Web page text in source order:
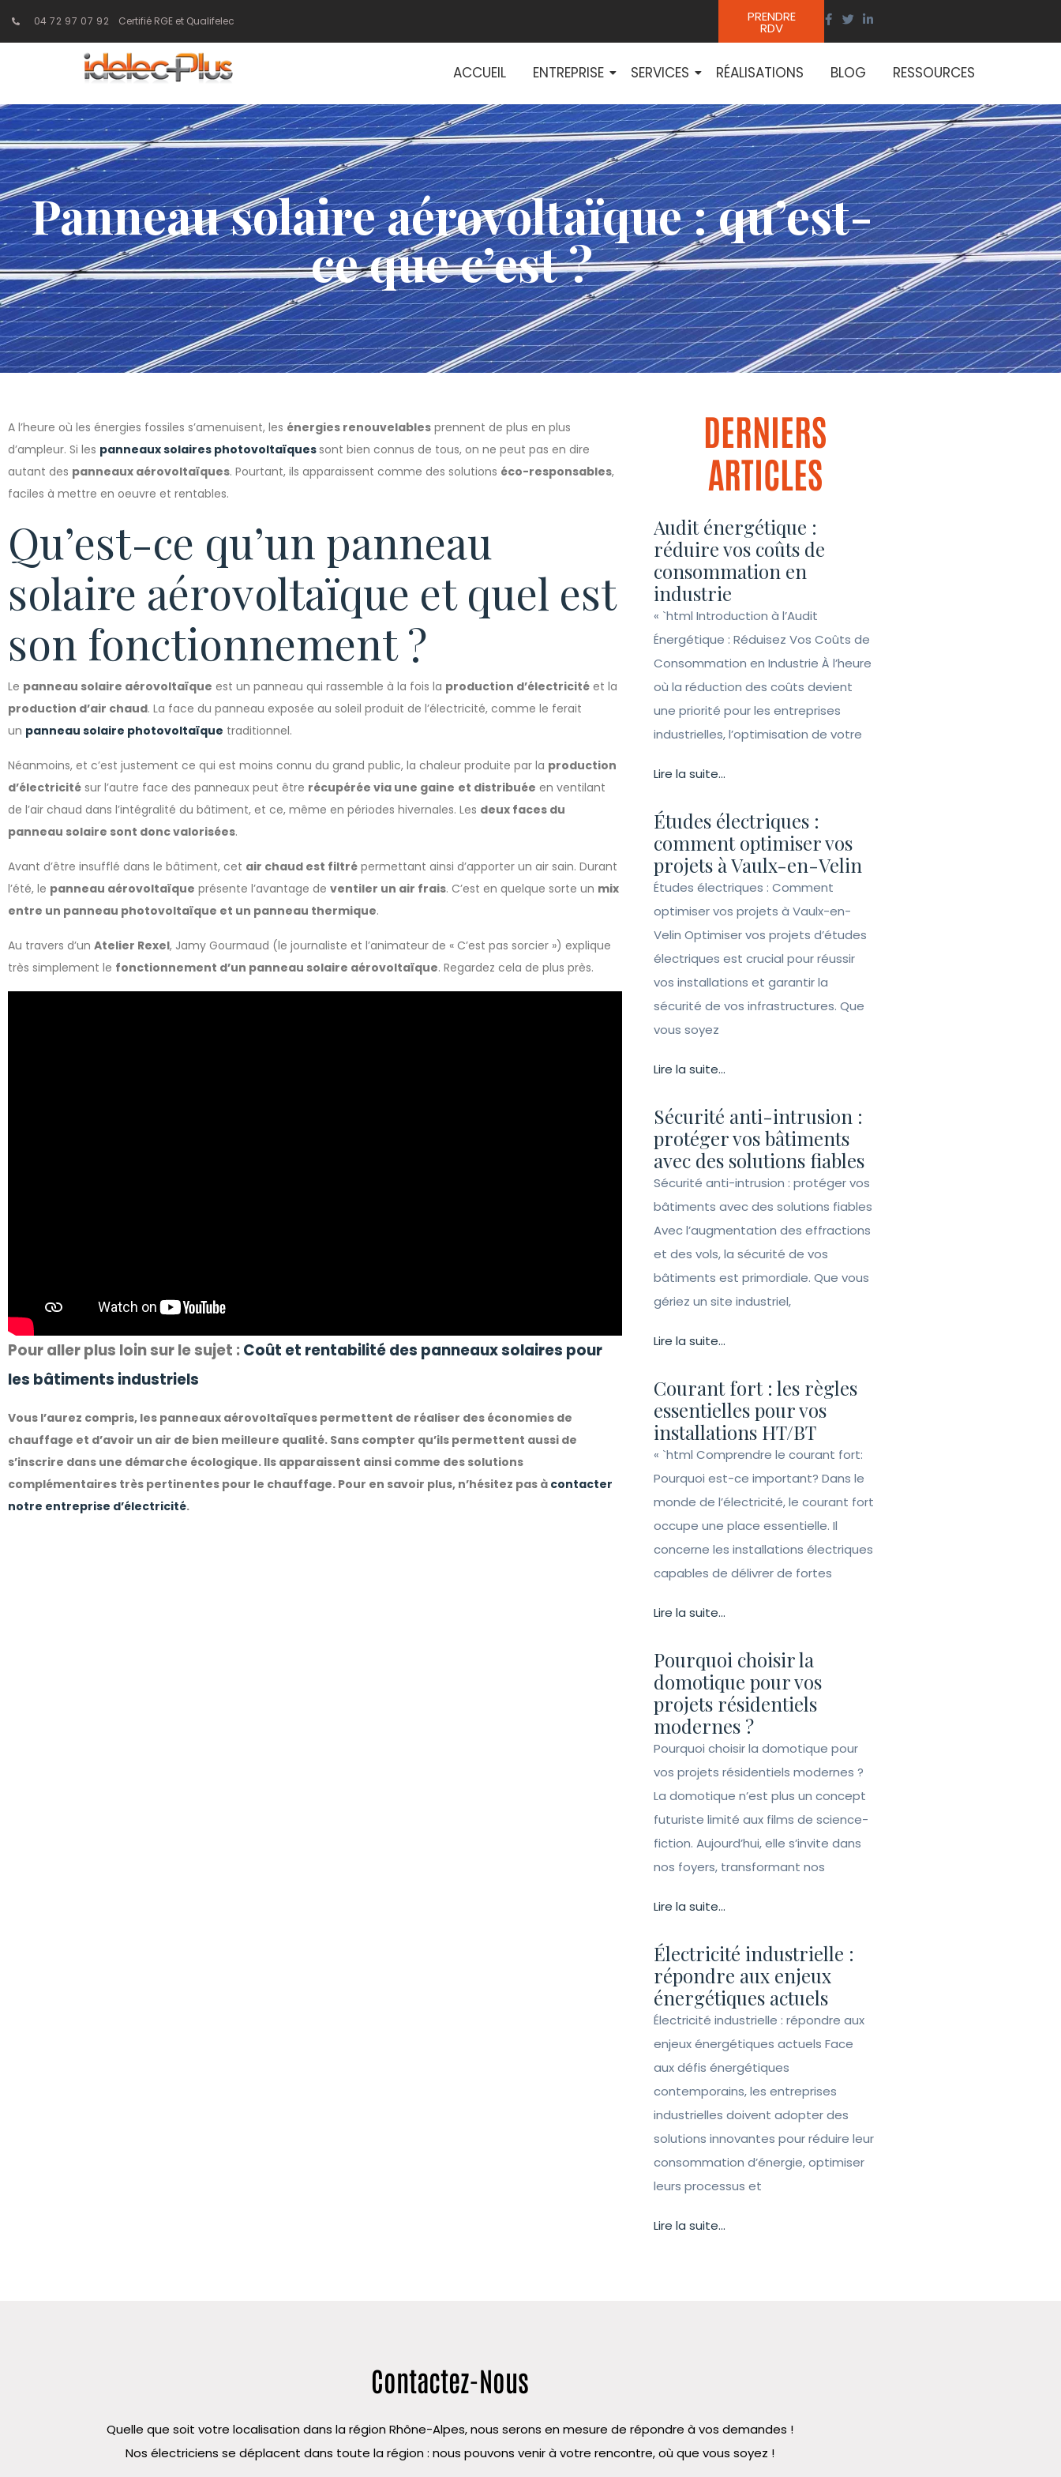
04 72 97 07 92 Certifié RGE et Qualifelec PRENDRE
RDV
ACCUEIL ENTREPRISE SERVICES RÉALISATIONS BLOG RESSOURCES
Panneau solaire aérovoltaïque : qu’est-
ce que c’est ?
A l’heure où les énergies fossiles s’amenuisent, les énergies renouvelables prennent de plus en plus
d’ampleur. Si les panneaux solaires photovoltaïquessont bien connus de tous, on ne peut pas en dire
autant des panneaux aérovoltaïques. Pourtant, ils apparaissent comme des solutions éco-responsables,
faciles à mettre en oeuvre et rentables.
Qu’est-ce qu’un panneau
solaire aérovoltaïque et quel est
son fonctionnement ?
Le panneau solaire aérovoltaïque est un panneau qui rassemble à la fois la production d’électricité et la
production d’air chaud. La face du panneau exposée au soleil produit de l’électricité, comme le ferait
un panneau solaire photovoltaïque traditionnel.
Néanmoins, et c’est justement ce qui est moins connu du grand public, la chaleur produite par la production
d’électricité sur l’autre face des panneaux peut être récupérée via une gaine et distribuée en ventilant
de l’air chaud dans l’intégralité du bâtiment, et ce, même en périodes hivernales. Les deux faces du
panneau solaire sont donc valorisées.
Avant d’être insufflé dans le bâtiment, cet air chaud est filtré permettant ainsi d’apporter un air sain. Durant
l’été, le panneau aérovoltaïque présente l’avantage de ventiler un air frais. C’est en quelque sorte un mix
entre un panneau photovoltaïque et un panneau thermique.
Au travers d’un Atelier Rexel, Jamy Gourmaud (le journaliste et l’animateur de « C’est pas sorcier ») explique
très simplement le fonctionnement d’un panneau solaire aérovoltaïque. Regardez cela de plus près.
Pour aller plus loin sur le sujet :Coût et rentabilité des panneaux solaires pour
les bâtiments industriels
Vous l’aurez compris, les panneaux aérovoltaïques permettent de réaliser des économies de
chauffage et d’avoir un air de bien meilleure qualité. Sans compter qu’ils permettent aussi de
s’inscrire dans une démarche écologique. Ils apparaissent ainsi comme des solutions
complémentaires très pertinentes pour le chauffage. Pour en savoir plus, n’hésitez pas à contacter
notre entreprise d’électricité.
DERNIERS
ARTICLES
Audit énergétique :
réduire vos coûts de
consommation en
industrie
« `html Introduction à l’Audit
Énergétique : Réduisez Vos Coûts de
Consommation en Industrie À l’heure
où la réduction des coûts devient
une priorité pour les entreprises
industrielles, l’optimisation de votre
Lire la suite...
Études électriques :
comment optimiser vos
projets à Vaulx-en-Velin
Études électriques : Comment
optimiser vos projets à Vaulx-en-
Velin Optimiser vos projets d’études
électriques est crucial pour réussir
vos installations et garantir la
sécurité de vos infrastructures. Que
vous soyez
Lire la suite...
Sécurité anti-intrusion :
protéger vos bâtiments
avec des solutions fiables
Sécurité anti-intrusion : protéger vos
bâtiments avec des solutions fiables
Avec l’augmentation des effractions
et des vols, la sécurité de vos
bâtiments est primordiale. Que vous
gériez un site industriel,
Lire la suite...
Courant fort : les règles
essentielles pour vos
installations HT/BT
« `html Comprendre le courant fort:
Pourquoi est-ce important? Dans le
monde de l’électricité, le courant fort
occupe une place essentielle. Il
concerne les installations électriques
capables de délivrer de fortes
Lire la suite...
Pourquoi choisir la
domotique pour vos
projets résidentiels
modernes ?
Pourquoi choisir la domotique pour
vos projets résidentiels modernes ?
La domotique n’est plus un concept
futuriste limité aux films de science-
fiction. Aujourd’hui, elle s’invite dans
nos foyers, transformant nos
Lire la suite...
Électricité industrielle :
répondre aux enjeux
énergétiques actuels
Électricité industrielle : répondre aux
enjeux énergétiques actuels Face
aux défis énergétiques
contemporains, les entreprises
industrielles doivent adopter des
solutions innovantes pour réduire leur
consommation d’énergie, optimiser
leurs processus et
Lire la suite...
Contactez-Nous
Quelle que soit votre localisation dans la région Rhône-Alpes, nous serons en mesure de répondre à vos demandes !
Nos électriciens se déplacent dans toute la région : nous pouvons venir à votre rencontre, où que vous soyez !